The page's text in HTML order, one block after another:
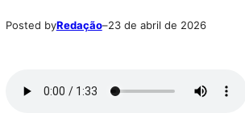
Posted byRedação–23 de abril de 2026